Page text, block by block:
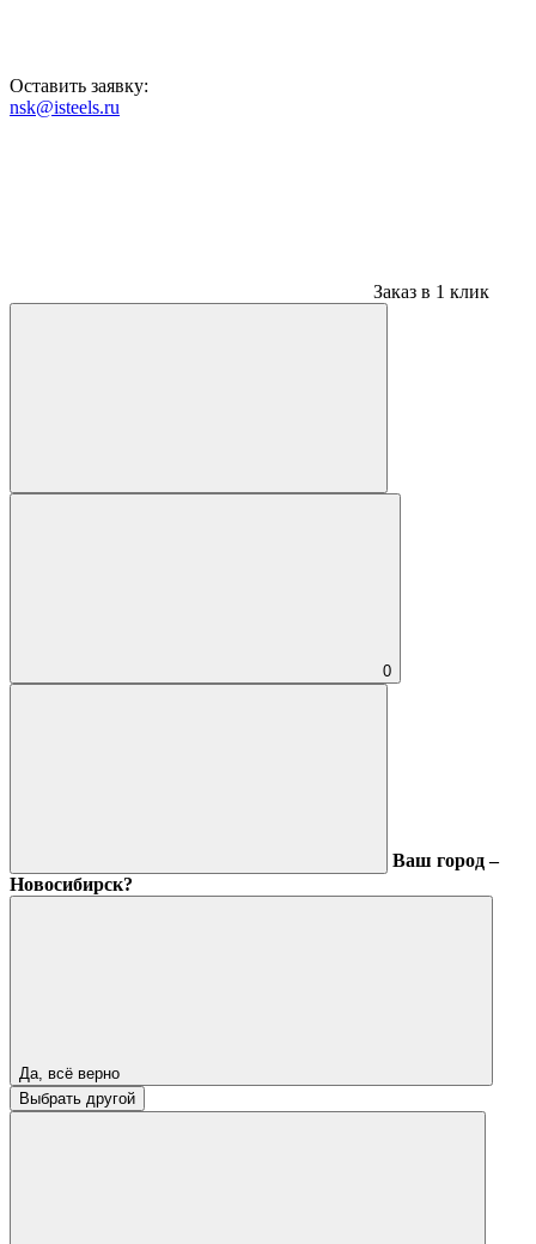
Оставить заявку:
nsk@isteels.ru
Заказ в 1 клик
0
Ваш город –
Новосибирск?
Да, всё верно
Выбрать другой